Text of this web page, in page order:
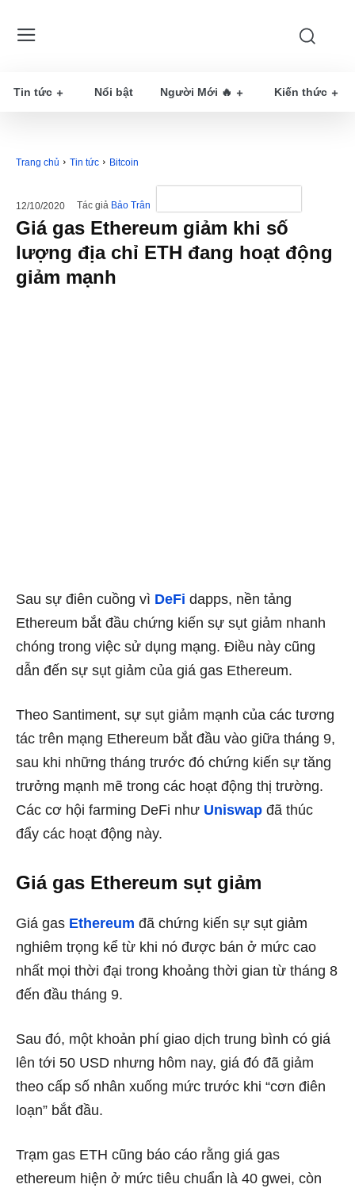
Tin tức Nổi bật Người Mới 🔥 Kiến thức
Trang chủ Tin tức Bitcoin
12/10/2020 Tác giả Bảo Trân
Giá gas Ethereum giảm khi số
lượng địa chỉ ETH đang hoạt động
giảm mạnh
Sau sự điên cuồng vì DeFi dapps, nền tảng
Ethereum bắt đầu chứng kiến ​​sự sụt giảm nhanh
chóng trong việc sử dụng mạng. Điều này cũng
dẫn đến sự sụt giảm của giá gas Ethereum.
Theo Santiment, sự sụt giảm mạnh của các tương
tác trên mạng Ethereum bắt đầu vào giữa tháng 9,
sau khi những tháng trước đó chứng kiến ​​sự tăng
trưởng mạnh mẽ trong các hoạt động thị trường.
Các cơ hội farming DeFi như Uniswap đã thúc
đẩy các hoạt động này.
Giá gas Ethereum sụt giảm
Giá gas Ethereum đã chứng kiến ​​sự sụt giảm
nghiêm trọng kể từ khi nó được bán ở mức cao
nhất mọi thời đại trong khoảng thời gian từ tháng 8
đến đầu tháng 9.
Sau đó, một khoản phí giao dịch trung bình có giá
lên tới 50 USD nhưng hôm nay, giá đó đã giảm
theo cấp số nhân xuống mức trước khi “cơn điên
loạn” bắt đầu.
Trạm gas ETH cũng báo cáo rằng giá gas
ethereum hiện ở mức tiêu chuẩn là 40 gwei, còn